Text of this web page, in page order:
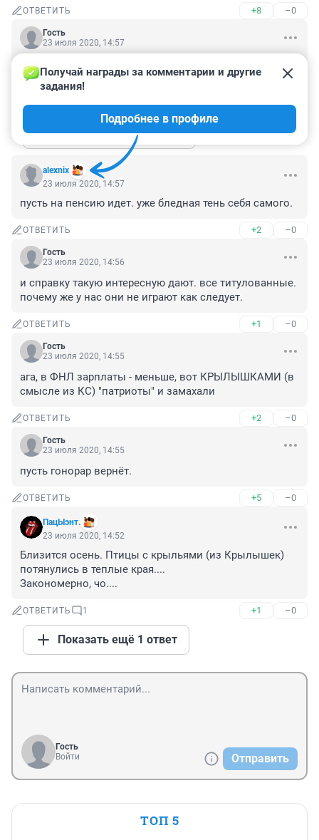
ОТВЕТИТЬ +8 –0
Гость
23 июля 2020, 14:57
Делаем ставки - кто следующий?
Я ставлю на Комбарова
ОТВЕТИТЬ 3 +0 –0
Показать ещё 3 ответа
alexnix
Получай награды за комментарии и другие
задания!
Подробнее в профиле
23 июля 2020, 14:57
пусть на пенсию идет. уже бледная тень себя самого.
ОТВЕТИТЬ +2 –0
Гость
23 июля 2020, 14:56
и справку такую интересную дают. все титулованные.
почему же у нас они не играют как следует.
ОТВЕТИТЬ +1 –0
Гость
23 июля 2020, 14:55
ага, в ФНЛ зарплаты - меньше, вот КРЫЛЫШКАМИ (в
смысле из КС) "патриоты" и замахали
ОТВЕТИТЬ +2 –0
Гость
23 июля 2020, 14:55
пусть гонорар вернёт.
ОТВЕТИТЬ +5 –0
ПацЫэнт.
23 июля 2020, 14:52
Близится осень. Птицы с крыльями (из Крылышек)
потянулись в теплые края....
Закономерно, чо....
ОТВЕТИТЬ 1 +1 –0
Показать ещё 1 ответ
Гость
Войти
Отправить
ТОП 5